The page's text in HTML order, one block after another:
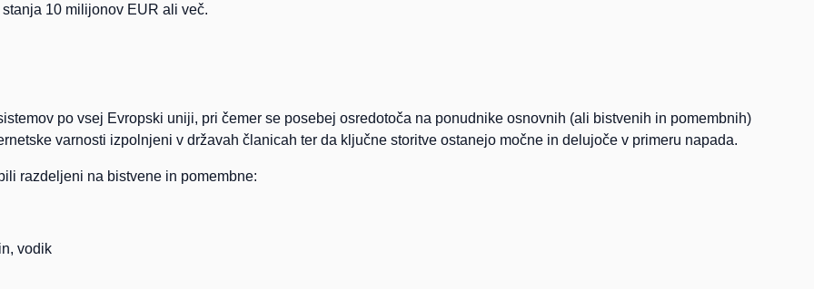
10 milijonov EUR ali več.
po vsej Evropski uniji, pri čemer se posebej osredotoča na ponudnike osnovnih (ali bistvenih in pomembnih)
varnosti izpolnjeni v državah članicah ter da ključne storitve ostanejo močne in delujoče v primeru napada.
razdeljeni na bistvene in pomembne:
vodik